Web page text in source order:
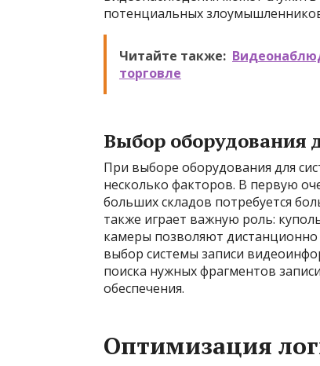
потенциальных
Читайте также:
торговле
Выбор оборудования
При выборе оборудования для
несколько факторов. В первую
больших складов потребуется
также играет важную роль:
камеры позволяют
выбор системы записи
поиска нужных фрагментов
обеспечения.
Оптимизация